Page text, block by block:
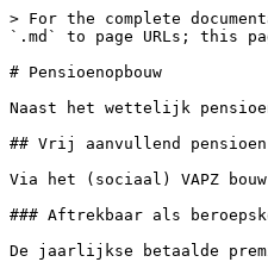
> For the complete
`.md` to page URLs; this
# Pensioenopbouw
Naast het wettelijk
## Vrij aanvullend
Via het (sociaal) VAPZ
### Aftrekbaar als
De jaarlijkse betaalde